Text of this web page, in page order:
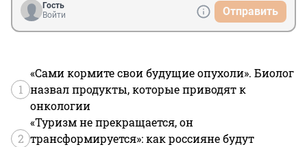
Гость
Войти
Отправить
1
«Сами кормите свои будущие опухоли». Биолог
назвал продукты, которые приводят к
онкологии
2
«Туризм не прекращается, он
трансформируется»: как россияне будут